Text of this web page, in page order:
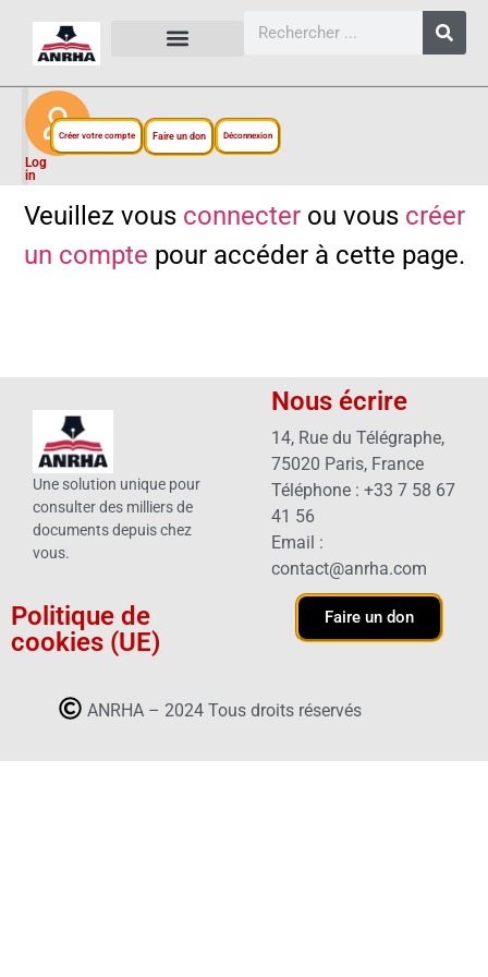
Log
in
Créer votre compte Faire un don Déconnexion
Veuillez vous connecterou vous créer
un compte pour accéder à cette page.
Une solution unique pour
consulter des milliers de
documents depuis chez
vous.
Politique de
cookies (UE)
Nous écrire
14, Rue du Télégraphe,
75020 Paris, France
Téléphone : +33 7 58 67
41 56
Email :
contact@anrha.com
Faire un don
ANRHA – 2024 Tous droits réservés